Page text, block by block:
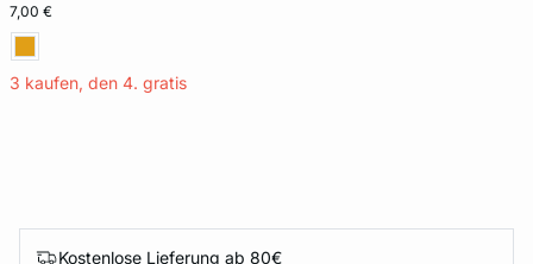
7,00 €
3 kaufen, den 4. gratis
Kostenlose Lieferung ab 80€